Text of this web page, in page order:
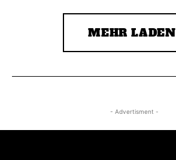
MEHR LADEN
- Advertisment -